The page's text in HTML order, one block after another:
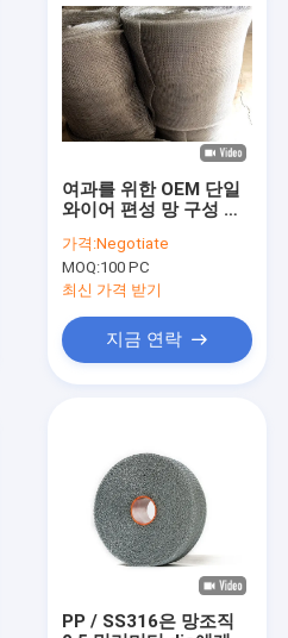
여과를 위한 OEM 단일
와이어 편성 망 구성 스
미터 25 밀리미터 폭
가격:Negotiate
MOQ:100 PC
최신 가격 받기
지금 연락
PP / SS316은 망조직